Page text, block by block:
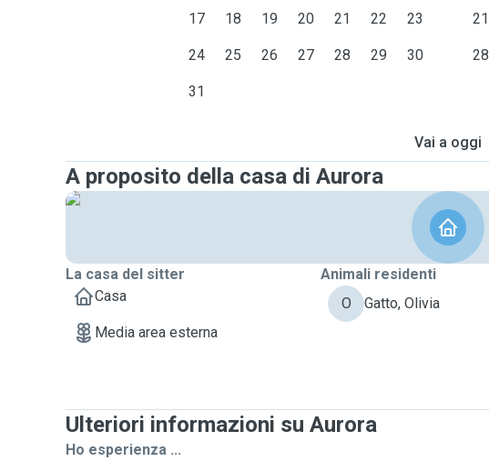
17 18 19 20 21 22 23
24 25 26 27 28 29 30
31
21
28
Vai a oggi
A proposito della casa di Aurora
La casa del sitter
Casa
Media area esterna
Animali residenti
O
Gatto, Olivia
Ulteriori informazioni su Aurora
Ho esperienza ...